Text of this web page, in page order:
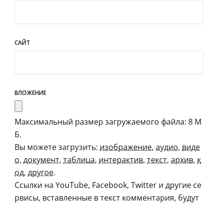
САЙТ
ВЛОЖЕНИЕ
Максимальный размер загружаемого файла: 8 М
Б.
Вы можете загрузить: изображение, аудио, виде
о, документ, таблица, интерактив, текст, архив, к
од, другое.
Ссылки на YouTube, Facebook, Twitter и другие се
рвисы, вставленные в текст комментария, будут